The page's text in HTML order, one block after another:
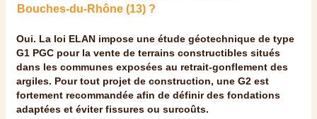
Bouches-du-Rhône (13) ?
Oui. La loi ELAN impose une étude géotechnique de type
G1 PGC pour la vente de terrains constructibles situés
dans les communes exposées au retrait-gonflement des
argiles. Pour tout projet de construction, une G2 est
fortement recommandée afin de définir des fondations
adaptées et éviter fissures ou surcoûts.